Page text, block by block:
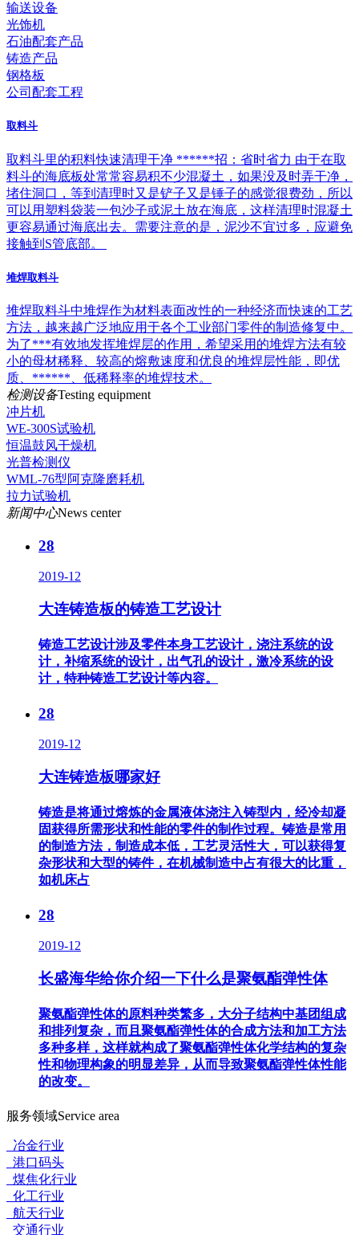
输送设备
光饰机
石油配套产品
铸造产品
钢格板
公司配套工程
取料斗
取料斗里的积料快速清理干净 ******招：省时省力 由于在取
料斗的海底板处常常容易积不少混凝土，如果没及时弄干净，
堵住洞口，等到清理时又是铲子又是锤子的感觉很费劲，所以
可以用塑料袋装一包沙子或泥土放在海底，这样清理时混凝土
更容易通过海底出去。需要注意的是，泥沙不宜过多，应避免
接触到S管底部。
堆焊取料斗
堆焊取料斗中堆焊作为材料表面改性的一种经济而快速的工艺
方法，越来越广泛地应用于各个工业部门零件的制造修复中。
为了***有效地发挥堆焊层的作用，希望采用的堆焊方法有较
小的母材稀释、较高的熔敷速度和优良的堆焊层性能，即优
质、******、低稀释率的堆焊技术。
检测设备Testing equipment
冲片机
WE-300S试验机
恒温鼓风干燥机
光普检测仪
WML-76型阿克隆磨耗机
拉力试验机
新闻中心News center
28
2019-12
大连铸造板的铸造工艺设计
铸造工艺设计涉及零件本身工艺设计，浇注系统的设
计，补缩系统的设计，出气孔的设计，激冷系统的设
计，特种铸造工艺设计等内容。
28
2019-12
大连铸造板哪家好
铸造是将通过熔炼的金属液体浇注入铸型内，经冷却凝
固获得所需形状和性能的零件的制作过程。铸造是常用
的制造方法，制造成本低，工艺灵活性大，可以获得复
杂形状和大型的铸件，在机械制造中占有很大的比重，
如机床占
28
2019-12
长盛海华给你介绍一下什么是聚氨酯弹性体
聚氨酯弹性体的原料种类繁多，大分子结构中基团组成
和排列复杂，而且聚氨酯弹性体的合成方法和加工方法
多种多样，这样就构成了聚氨酯弹性体化学结构的复杂
性和物理构象的明显差异，从而导致聚氨酯弹性体性能
的改变。
服务领域Service area
冶金行业
港口码头
煤焦化行业
化工行业
航天行业
交通行业